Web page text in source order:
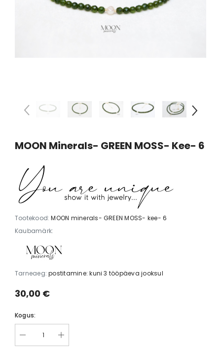
MOON Minerals- GREEN MOSS- Kee- 6
Tootekood: MOON minerals- GREEN MOSS- kee- 6
Kaubamärk:
Tarneaeg: postitamine: kuni 3 tööpäeva jooksul
30,00 €
Kogus: